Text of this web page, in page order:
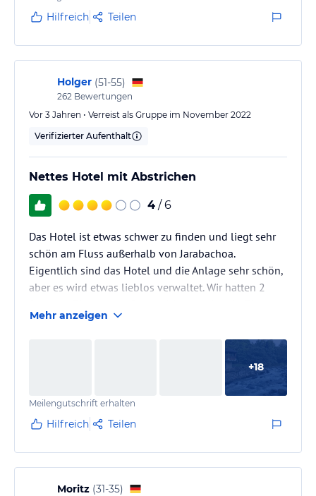
Hilfreich Teilen
Holger (51-55)
262 Bewertungen
Vor 3 Jahren • Verreist als Gruppe im November 2022
Verifizierter Aufenthalt
Nettes Hotel mit Abstrichen
4 / 6
Das Hotel ist etwas schwer zu finden und liegt sehr
schön am Fluss außerhalb von Jarabachoa.
Eigentlich sind das Hotel und die Anlage sehr schön,
aber es wird etwas lieblos verwaltet. Wir hatten 2
war bei der Ankunft dann der Safe defekt und im
Erdgeschoss konnte die Balkontüre nicht
geschlossen werden. Nach Beschwerde bei der
Rezeption hieß es, die Probleme kenne man (warum
repariert man es dann nicht) und wir erhielten ein
anderes Zimmer.
Die Deluxe Zimmer…
Mehr anzeigen
+18
Meilengutschrift erhalten
Hilfreich Teilen
Moritz (31-35)